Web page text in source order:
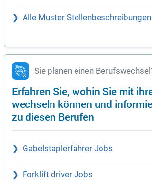
Alle Muster Stellenbeschreibungen
Sie planen einen
Erfahren Sie, wohin Sie mit
wechseln können und
zu diesen Berufen
Gabelstaplerfahrer Jobs
Forklift driver Jobs